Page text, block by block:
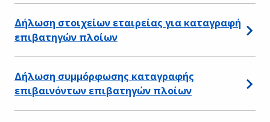
Δήλωση στοιχείων εταιρείας για καταγραφή
επιβατηγών πλοίων
Δήλωση συμμόρφωσης καταγραφής
επιβαινόντων επιβατηγών πλοίων